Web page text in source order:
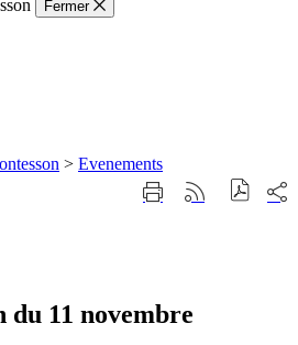
Fermer
> Evenements
ImprimerGénérer
sur
du 11 novembre